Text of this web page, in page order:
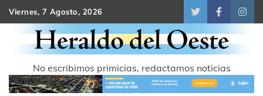
Skip
to
content
Viernes, 7 Agosto, 2026
TwitterFacebook
No escribimos primicias, redactamos noticias